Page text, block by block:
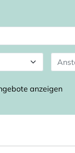
anzeigen